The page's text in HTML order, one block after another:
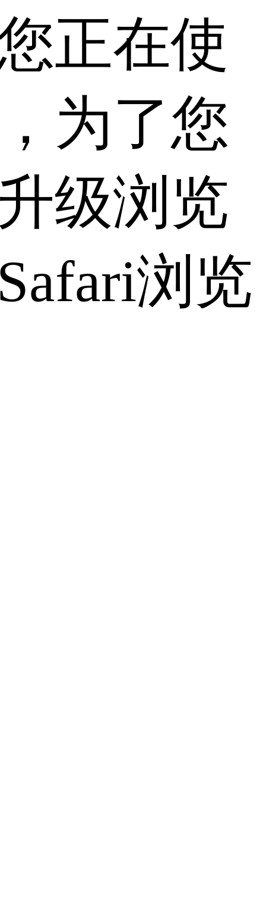
正在使
为了您
级浏览
浏览